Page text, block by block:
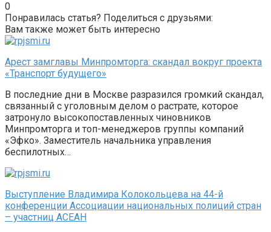
0
Понравилась статья? Поделиться с друзьями:
Вам также может быть интересно
Арест замглавы Минпромторга: скандал вокруг проекта
«Транспорт будущего»
В последние дни в Москве разразился громкий скандал,
связанный с уголовным делом о растрате, которое
затронуло высокопоставленных чиновников
Минпромторга и топ-менеджеров группы компаний
«Эфко». Заместитель начальника управления
беспилотных…
Выступление Владимира Колокольцева на 44-й
конференции Ассоциации национальных полиций стран
– участниц АСЕАН